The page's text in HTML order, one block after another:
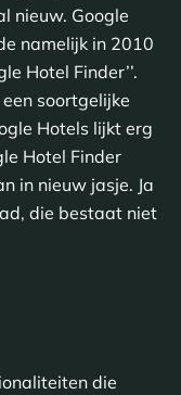
nieuw. Google
namelijk in 2010
Hotel Finder’’.
soortgelijke
Hotels lijkt erg
Hotel Finder
in nieuw jasje. Ja
die bestaat niet
die